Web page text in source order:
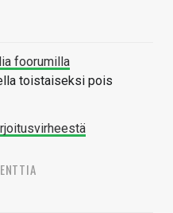
foorumilla
toistaiseksi pois